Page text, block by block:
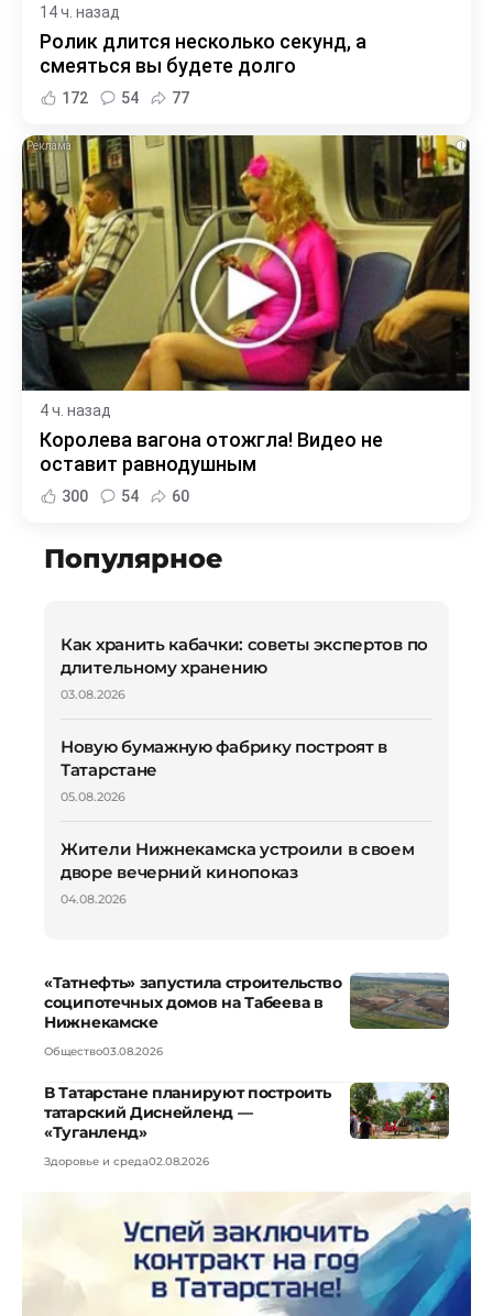
14 ч. назад
Ролик длится несколько секунд, а
смеяться вы будете долго
172 54 77
i
4 ч. назад
Королева вагона отожгла! Видео не
оставит равнодушным
300 54 60
Популярное
Как хранить кабачки: советы экспертов по
длительному хранению
03.08.2026
Новую бумажную фабрику построят в
Татарстане
05.08.2026
Жители Нижнекамска устроили в своем
дворе вечерний кинопоказ
04.08.2026
«Татнефть» запустила строительство
соципотечных домов на Табеева в
Нижнекамске
Общество03.08.2026
В Татарстане планируют построить
татарский Диснейленд —
«Туганленд»
Здоровье и среда02.08.2026